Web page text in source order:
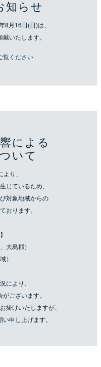
知らせ
月16日(日)は、
いたします。
覧ください
による
いて
り、
じているため、
対象地域からの
おります。
大島郡）
）
により、
ございます。
掛けいたしますが、
申し上げます。